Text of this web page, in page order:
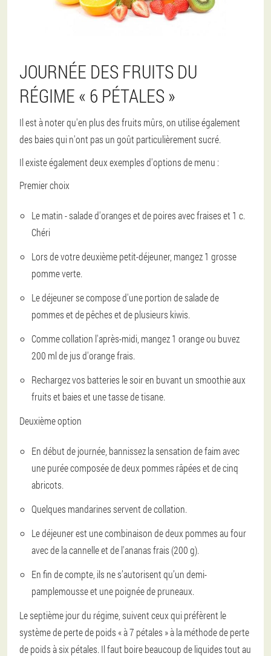
JOURNÉE DES FRUITS DU
RÉGIME « 6 PÉTALES »
Il est à noter qu'en plus des fruits mûrs, on utilise également
des baies qui n'ont pas un goût particulièrement sucré.
Il existe également deux exemples d'options de menu :
Premier choix
Le matin - salade d'oranges et de poires avec fraises et 1 c.
Chéri
Lors de votre deuxième petit-déjeuner, mangez 1 grosse
pomme verte.
Le déjeuner se compose d'une portion de salade de
pommes et de pêches et de plusieurs kiwis.
Comme collation l'après-midi, mangez 1 orange ou buvez
200 ml de jus d'orange frais.
Rechargez vos batteries le soir en buvant un smoothie aux
fruits et baies et une tasse de tisane.
Deuxième option
En début de journée, bannissez la sensation de faim avec
une purée composée de deux pommes râpées et de cinq
abricots.
Quelques mandarines servent de collation.
Le déjeuner est une combinaison de deux pommes au four
avec de la cannelle et de l'ananas frais (200 g).
En fin de compte, ils ne s’autorisent qu’un demi-
pamplemousse et une poignée de pruneaux.
Le septième jour du régime, suivent ceux qui préfèrent le
système de perte de poids « à 7 pétales » à la méthode de perte
de poids à six pétales. Il faut boire beaucoup de liquides tout au